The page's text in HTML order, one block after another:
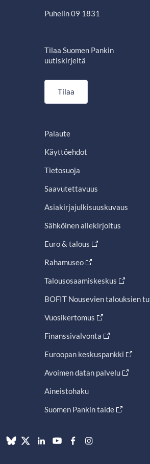
Puhelin 09 1831
Tilaa Suomen Pankin
uutiskirjeitä
Tilaa
Palaute
Käyttöehdot
Tietosuoja
Saavutettavuus
Asiakirjajulkisuuskuvaus
Sähköinen allekirjoitus
Euro & talous
Rahamuseo
Talousosaamiskeskus
BOFIT Nousevien talouksien
Vuosikertomus
Finanssivalvonta
Euroopan keskuspankki
Avoimen datan palvelu
Aineistohaku
Suomen Pankin taide